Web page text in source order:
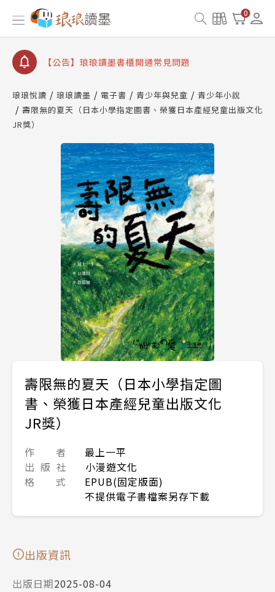
0
【公告】因 Readmoo 讀墨系統維護中，本站同步暫
停部分閱讀服務
【公告】琅琅讀墨數位閱讀資產合併與書櫃開通申請
【公告】琅琅讀墨書櫃開通常見問題
請圖文教學
【公告】琅琅書店服務升級重要說明及資產合併結果
查詢
停部分閱讀服務
琅琅悅讀 琅琅讀墨 電子書 青少年與兒童
青少年小說
壽限無的夏天（日本小學指定圖書、榮獲日本產經兒童出版文化
JR獎）
壽限無的夏天（日本小學指定圖
書、榮獲日本產經兒童出版文化
JR獎）
作 者
最上一平
出 版 社
小漫遊文化
格 式
EPUB(固定版面)
不提供電子書檔案另存下載
出版資訊
出版日期2025-08-04